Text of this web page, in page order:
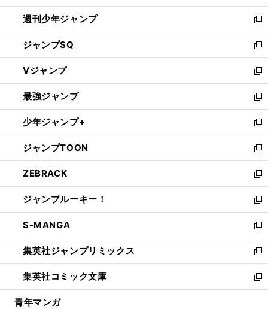
開
く
週刊少年ジャンプ
新
し
い
ウ
ィ
ン
ド
ウ
で
開
く
ジャンプSQ
新
し
い
ウ
ィ
ン
ド
ウ
で
開
く
Vジャンプ
新
し
い
ウ
ィ
ン
ド
ウ
で
開
く
最強ジャンプ
新
し
い
ウ
ィ
ン
ド
ウ
で
開
く
少年ジャンプ+
新
し
い
ウ
ィ
ン
ド
ウ
で
開
く
ジャンプTOON
新
し
い
ウ
ィ
ン
ド
ウ
で
開
く
ZEBRACK
新
し
い
ウ
ィ
ン
ド
ウ
で
開
ジャンプルーキー！
新
し
い
ウ
ィ
ン
ド
ウ
S-MANGA
新
し
い
ウ
ィ
ン
集英社ジャンプリミックス
新
し
い
ウ
集英社コミック文庫
新
し
青年マンガ